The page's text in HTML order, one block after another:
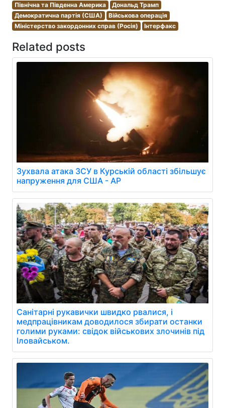
Північна та Південна Америка
Дональд Трамп
Демократична партія (США)
Військова операція
Міністерство закордонних справ (Росія)
Інтерфакс
Related posts
Зухвала атака ЗСУ в Курській області збільшує
напруження для США - AP
Санітарні рукавички швидко рвалися, і
медпрацівникам доводилося збирати останки
голими руками: свідок військових злочинів під
Іловайськом.